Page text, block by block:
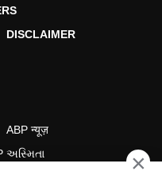
DISCLAIMER
ABP न्यूज़
અસ્મિતા
×